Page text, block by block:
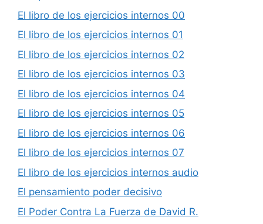
El libro de los ejercicios internos 00
El libro de los ejercicios internos 01
El libro de los ejercicios internos 02
El libro de los ejercicios internos 03
El libro de los ejercicios internos 04
El libro de los ejercicios internos 05
El libro de los ejercicios internos 06
El libro de los ejercicios internos 07
El libro de los ejercicios internos audio
El pensamiento poder decisivo
El Poder Contra La Fuerza de David R.